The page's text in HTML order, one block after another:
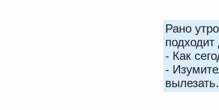
Рано
- Как
-
вылезать.